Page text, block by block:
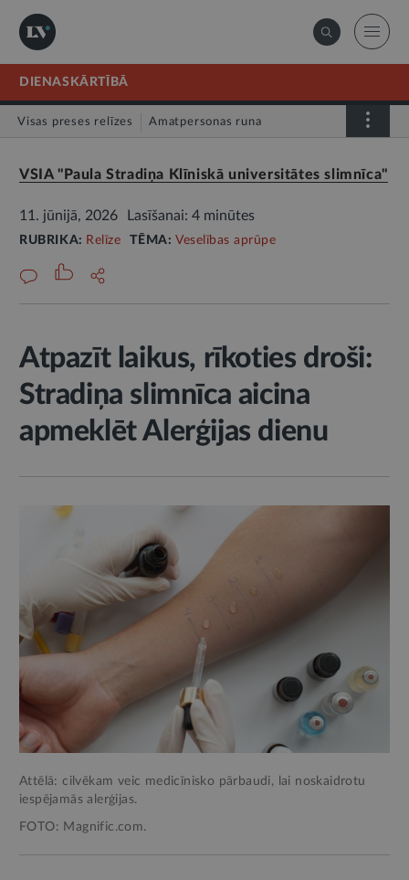
DIENASKĀRTĪBĀ
Visas preses relīzes Amatpersonas runa
VSIA "Paula Stradiņa Klīniskā universitātes slimnīca"
11. jūnijā, 2026 Lasīšanai: 4 minūtes
RUBRIKA: Relīze TĒMA:Veselības aprūpe
Atpazīt laikus, rīkoties droši:
Stradiņa slimnīca aicina
apmeklēt Alerģijas dienu
Attēlā: cilvēkam veic medicīnisko pārbaudi, lai noskaidrotu
iespējamās alerģijas.
FOTO: Magnific.com.